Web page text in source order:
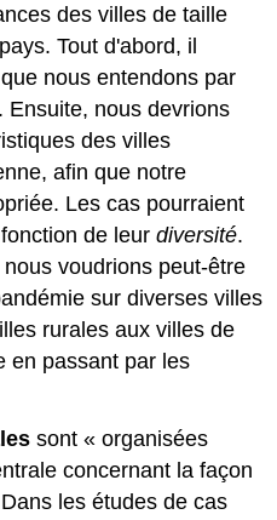
des villes de taille
Tout d'abord, il
nous entendons par
Ensuite, nous devrions
des villes
afin que notre
Les cas pourraient
de leurdiversité.
voudrions peut-être
sur diverses villes
rurales aux villes de
en passant par les
sont « organisées
concernant la façon
les études de cas